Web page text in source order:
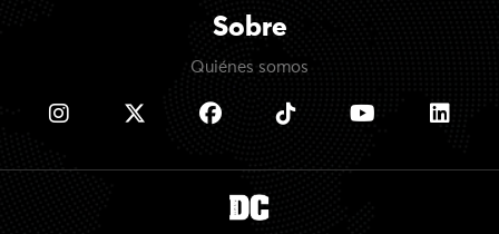
Sobre
Quiénes somos